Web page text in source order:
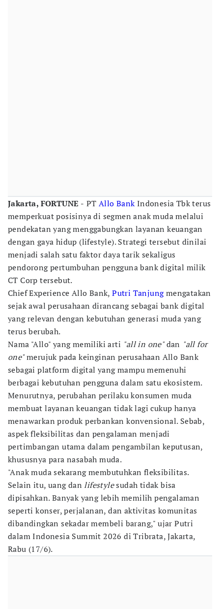
Jakarta, FORTUNE - PT Allo BankIndonesia Tbk terus
memperkuat posisinya di segmen anak muda melalui
pendekatan yang menggabungkan layanan keuangan
dengan gaya hidup (lifestyle). Strategi tersebut dinilai
menjadi salah satu faktor daya tarik sekaligus
pendorong pertumbuhan pengguna bank digital milik
CT Corp tersebut.
Chief Experience Allo Bank,Putri Tanjungmengatakan
sejak awal perusahaan dirancang sebagai bank digital
yang relevan dengan kebutuhan generasi muda yang
terus berubah.
Nama "Allo" yang memiliki arti "all in one"dan "all for
one"merujuk pada keinginan perusahaan Allo Bank
sebagai platform digital yang mampu memenuhi
berbagai kebutuhan pengguna dalam satu ekosistem.
Menurutnya, perubahan perilaku konsumen muda
membuat layanan keuangan tidak lagi cukup hanya
menawarkan produk perbankan konvensional. Sebab,
aspek fleksibilitas dan pengalaman menjadi
pertimbangan utama dalam pengambilan keputusan,
khususnya para nasabah muda.
"Anak muda sekarang membutuhkan fleksibilitas.
Selain itu, uang danlifestylesudah tidak bisa
dipisahkan. Banyak yang lebih memilih pengalaman
seperti konser, perjalanan, dan aktivitas komunitas
dibandingkan sekadar membeli barang," ujar Putri
dalam Indonesia Summit 2026 di Tribrata, Jakarta,
Rabu (17/6).